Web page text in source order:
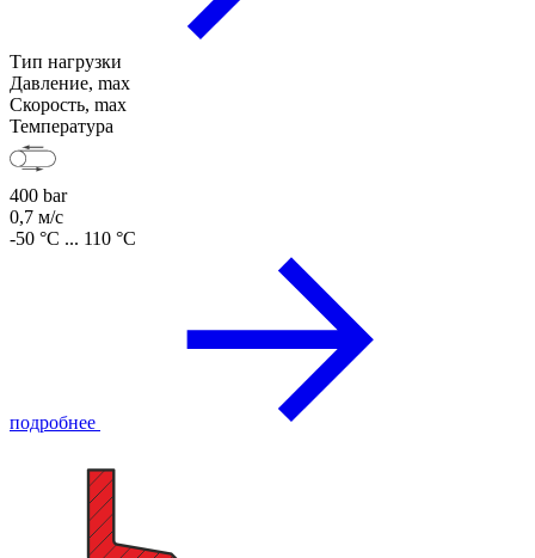
Тип нагрузки
Давление, max
Скорость, max
Температура
400 bar
0,7 м/с
-50 °C ... 110 °C
подробнее